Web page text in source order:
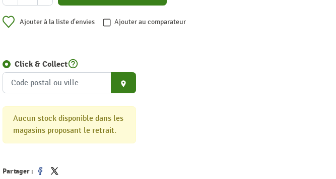
Ajouter à la liste d'envies Ajouter au comparateur
Click & Collecthelp_outline
place
Aucun stock disponible dans les
magasins proposant le retrait.
Partager :